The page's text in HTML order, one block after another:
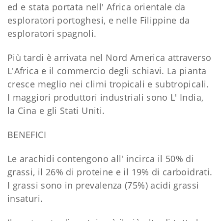
ed e stata portata nell' Africa orientale da
esploratori portoghesi, e nelle Filippine da
esploratori spagnoli.
Più tardi è arrivata nel Nord America attraverso
L'Africa e il commercio degli schiavi. La pianta
cresce meglio nei climi tropicali e subtropicali.
I maggiori produttori industriali sono L' India,
la Cina e gli Stati Uniti.
BENEFICI
Le arachidi contengono all' incirca il 50% di
grassi, il 26% di proteine e il 19% di carboidrati.
I grassi sono in prevalenza (75%) acidi grassi
insaturi.